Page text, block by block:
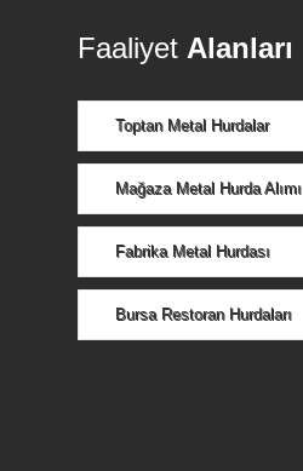
Faaliyet Alanları
Toptan Metal Hurdalar
Mağaza Metal Hurda Alımı
Fabrika Metal Hurdası
Bursa Restoran Hurdaları